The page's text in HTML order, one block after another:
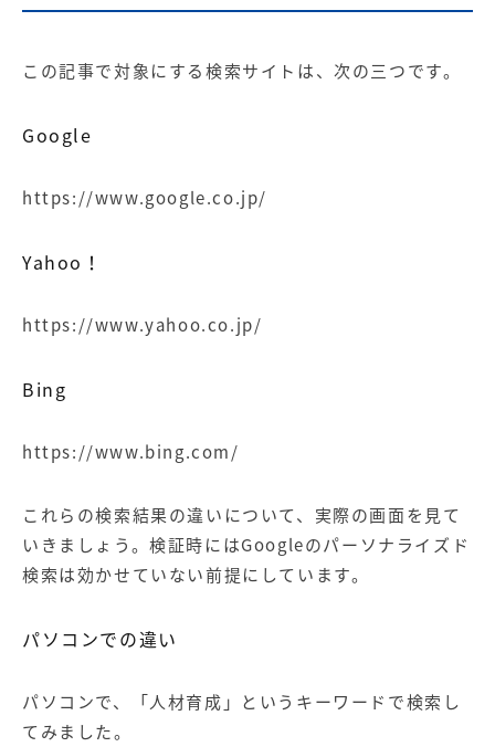
Web制作の製品
この記事で対象にする検索サイトは、次の三つです。
Google
https://www.google.co.jp/
Yahoo！
https://www.yahoo.co.jp/
Bing
https://www.bing.com/
これらの検索結果の違いについて、実際の画面を見て
いきましょう。検証時にはGoogleのパーソナライズ ド
検索は効かせていない前提にしています。
パソコンでの違い
パソコンで、「人材育成」というキーワードで検索し
てみました。